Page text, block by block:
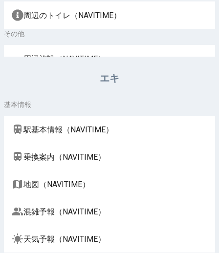
周辺のトイレ（NAVITIME）
その他
周辺施設（NAVITIME）
エキ
基本情報
駅基本情報（NAVITIME）
乗換案内（NAVITIME）
地図（NAVITIME）
混雑予報（NAVITIME）
天気予報（NAVITIME）